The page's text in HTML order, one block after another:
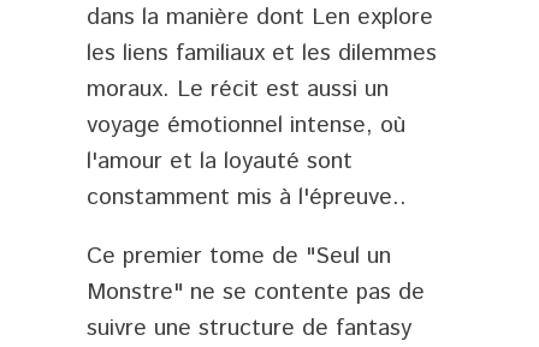
dans la manière dont Len explore
les liens familiaux et les dilemmes
moraux. Le récit est aussi un
voyage émotionnel intense, où
l'amour et la loyauté sont
constamment mis à l'épreuve.​.
Ce premier tome de "Seul un
Monstre" ne se contente pas de
suivre une structure de fantasy